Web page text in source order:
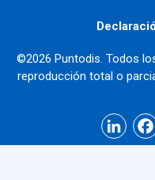
©2026 Puntodis. Todos
reproducción total o